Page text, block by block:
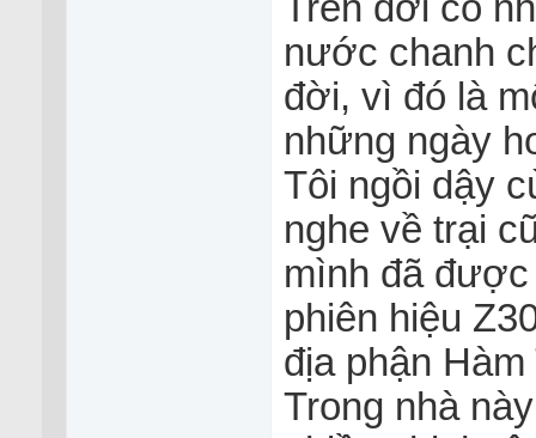
Trên đời có
nước chanh
đời, vì đó là
những ngày
Tôi ngồi dậy
nghe về trại
mình đã được
phiên hiệu
địa phận Hàm
Trong nhà